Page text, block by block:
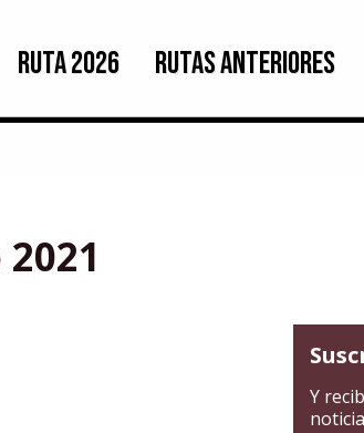
RUTA 2026 RUTAS ANTERIORES
Y